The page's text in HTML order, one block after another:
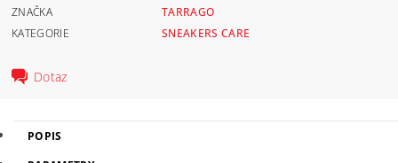
ZNAČKA
TARRAGO
KATEGORIE
SNEAKERS CARE
Dotaz
POPIS